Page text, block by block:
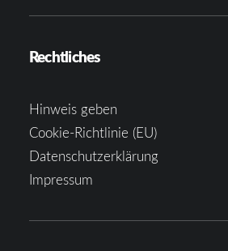
Rechtliches
Hinweis geben
Cookie-Richtlinie (EU)
Datenschutzerklärung
Impressum